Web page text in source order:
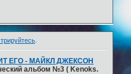
.
ЕГО - МАЙКЛ ДЖЕКСОН
альбом №3 ( Kenoks.